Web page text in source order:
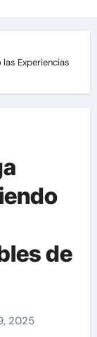
Experiencias
de
2025